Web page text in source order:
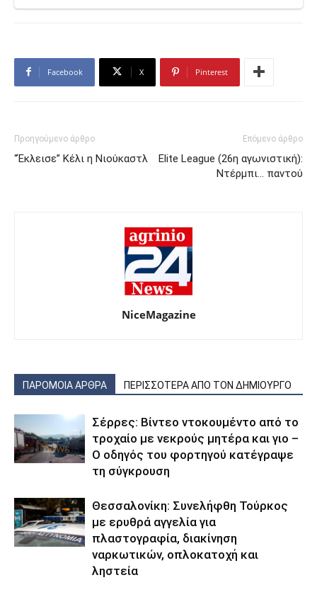
Facebook X Pinterest
Προηγούμενο άρθρο
“Έκλεισε” Κέλι η Νιούκαστλ
Επόμενο άρθρο
Elite League (26η αγωνιστική):
Ντέρμπι… παντού
NiceMagazine
ΠΑΡΟΜΟΙΑ ΑΡΘΡΑ ΠΕΡΙΣΣΟΤΕΡΑ ΑΠΟ ΤΟΝ ΔΗΜΙΟΥΡΓΟ
Σέρρες: Βίντεο ντοκουμέντο από το
τροχαίο με νεκρούς μητέρα και γιο –
Ο οδηγός του φορτηγού κατέγραψε
τη σύγκρουση
Θεσσαλονίκη: Συνελήφθη Τούρκος
με ερυθρά αγγελία για
πλαστογραφία, διακίνηση
ναρκωτικών, οπλοκατοχή και
ληστεία